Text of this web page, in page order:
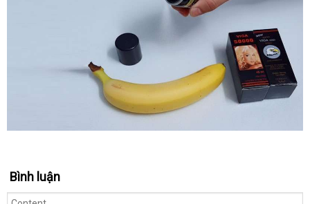
Bình luận